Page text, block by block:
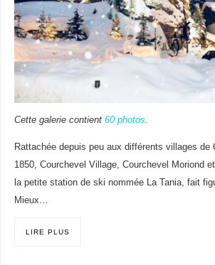
Cette galerie contient 60 photos
Rattachée depuis peu aux différents villages de
1850, Courchevel Village, Courchevel Moriond
la petite station de ski nommée La Tania, fait
Mieux…
LIRE PLUS